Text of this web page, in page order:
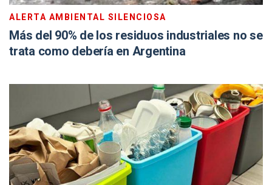
ALERTA AMBIENTAL SILENCIOSA
Más del 90% de los residuos industriales no se
trata como debería en Argentina